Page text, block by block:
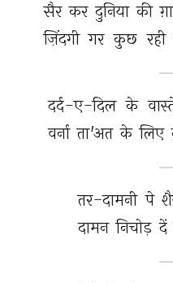
सैर कर दुनिया की
ज़िंदगी गर कुछ रही
दर्द-ए-दिल के
वर्ना ता'अत के लिए
तर-दामनी पे
दामन निचोड़ दें